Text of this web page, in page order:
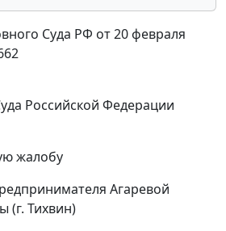
Суда РФ от 20 февраля
Российской Федерации
жалобу
Агаревой
(г. Тихвин)